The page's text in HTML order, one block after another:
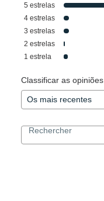
5 estrelas
4 estrelas
3 estrelas
2 estrelas
1 estrela
Classificar as opiniões